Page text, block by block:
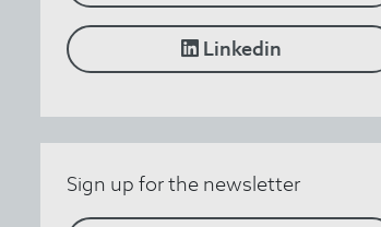
Linkedin
Sign up for the newsletter